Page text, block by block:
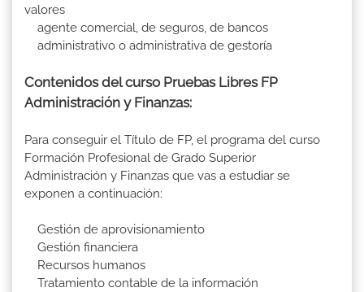
valores
agente comercial, de seguros, de bancos
administrativo o administrativa de gestoría
Contenidos del curso Pruebas Libres FP
Administración y Finanzas:
Para conseguir el Título de FP, el programa del curso
Formación Profesional de Grado Superior
Administración y Finanzas que vas a estudiar se
exponen a continuación:
Gestión de aprovisionamiento
Gestión financiera
Recursos humanos
Tratamiento contable de la información